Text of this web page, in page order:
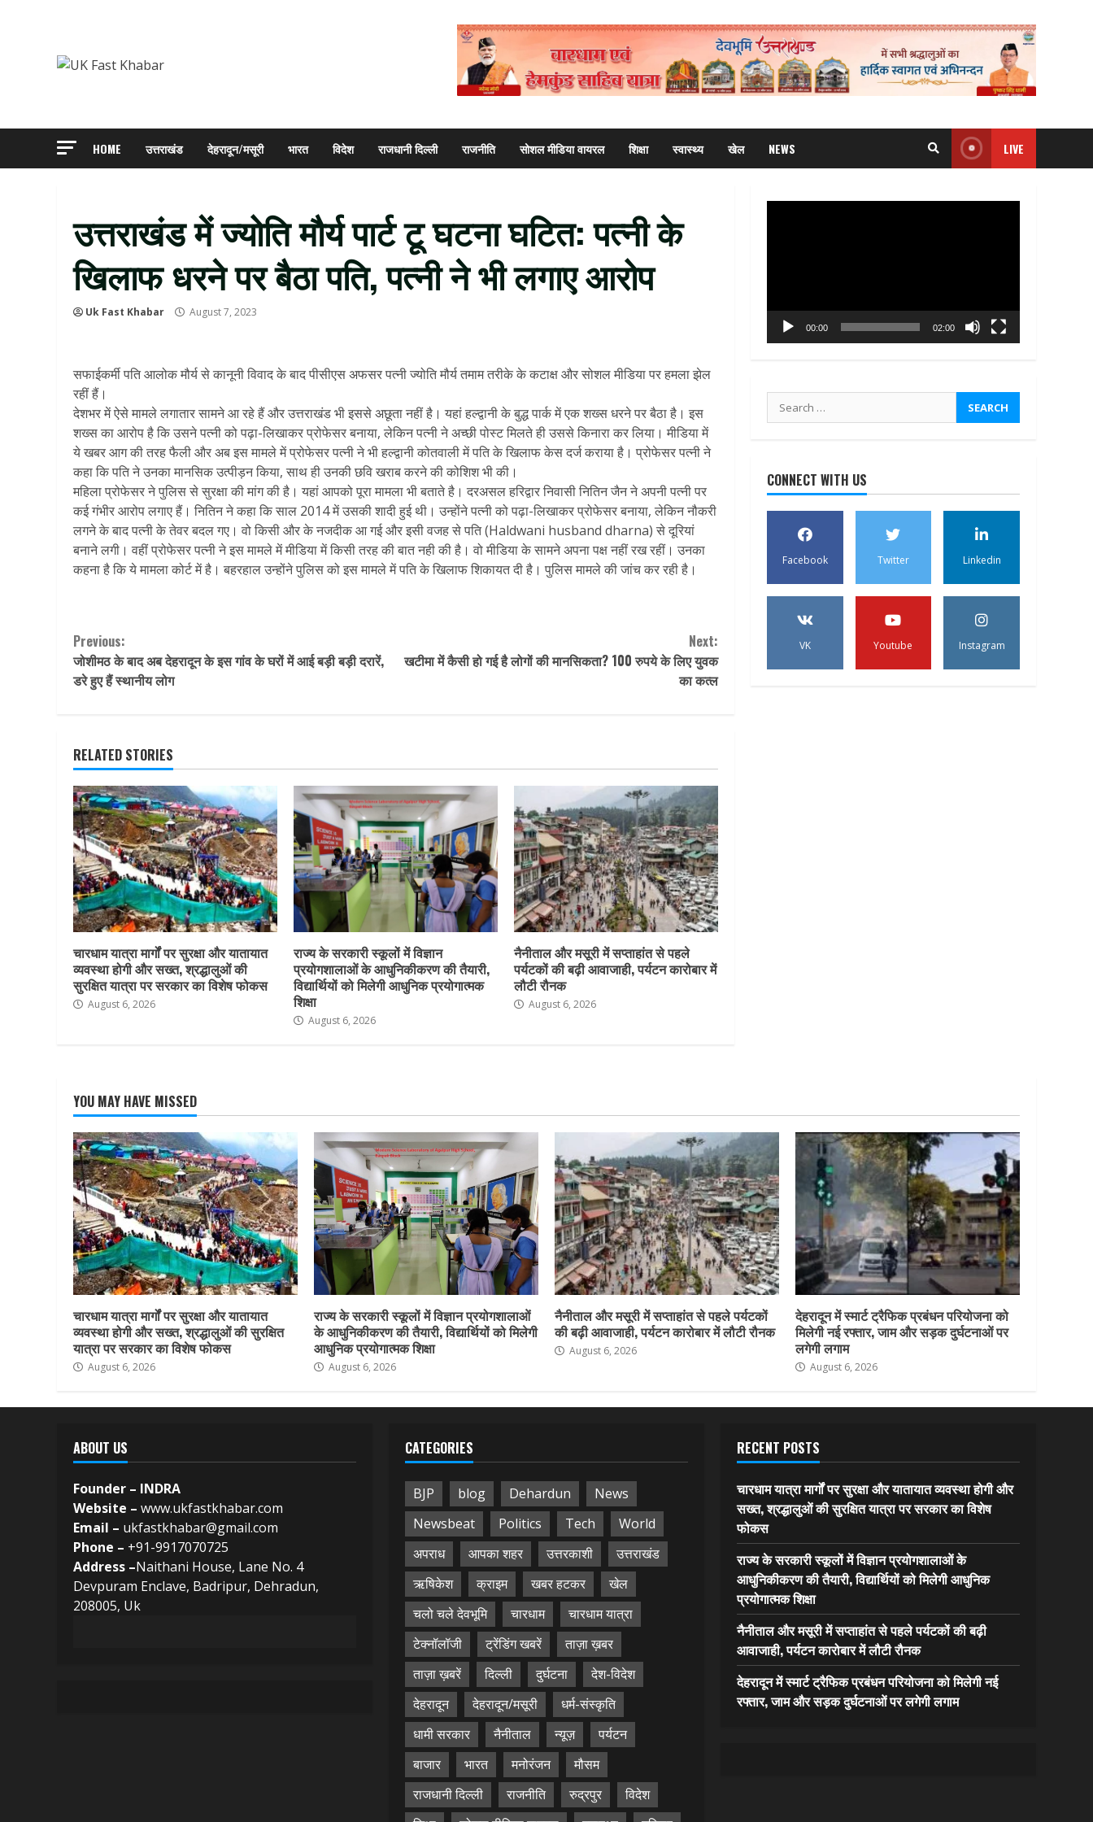
HOME उत्तराखंड देहरादून/मसूरी भारत विदेश राजधानी दिल्ली राजनीति सोशल मीडिया वायरल शिक्षा स्वास्थ्य खेल NEWS LIVE
उत्तराखंड में ज्योति मौर्य पार्ट टू घटना घटित: पत्नी के
खिलाफ धरने पर बैठा पति, पत्नी ने भी लगाए आरोप
Uk Fast Khabar August 7, 2023
सफाईकर्मी पति आलोक मौर्य से कानूनी विवाद के बाद पीसीएस अफसर पत्नी ज्योति मौर्य तमाम तरीके के कटाक्ष और सोशल मीडिया पर हमला झेल
रहीं हैं।
देशभर में ऐसे मामले लगातार सामने आ रहे हैं और उत्तराखंड भी इससे अछूता नहीं है। यहां हल्द्वानी के बुद्ध पार्क में एक शख्स धरने पर बैठा है। इस
शख्स का आरोप है कि उसने पत्नी को पढ़ा-लिखाकर प्रोफेसर बनाया, लेकिन पत्नी ने अच्छी पोस्ट मिलते ही उससे किनारा कर लिया। मीडिया में
ये खबर आग की तरह फैली और अब इस मामले में प्रोफेसर पत्नी ने भी हल्द्वानी कोतवाली में पति के खिलाफ केस दर्ज कराया है। प्रोफेसर पत्नी ने
कहा कि पति ने उनका मानसिक उत्पीड़न किया, साथ ही उनकी छवि खराब करने की कोशिश भी की।
महिला प्रोफेसर ने पुलिस से सुरक्षा की मांग की है। यहां आपको पूरा मामला भी बताते है। दरअसल हरिद्वार निवासी नितिन जैन ने अपनी पत्नी पर
कई गंभीर आरोप लगाए हैं। नितिन ने कहा कि साल 2014 में उसकी शादी हुई थी। उन्होंने पत्नी को पढ़ा-लिखाकर प्रोफेसर बनाया, लेकिन नौकरी
लगने के बाद पत्नी के तेवर बदल गए। वो किसी और के नजदीक आ गई और इसी वजह से पति (Haldwani husband dharna) से दूरियां
बनाने लगी। वहीं प्रोफेसर पत्नी ने इस मामले में मीडिया में किसी तरह की बात नही की है। वो मीडिया के सामने अपना पक्ष नहीं रख रहीं। उनका
कहना है कि ये मामला कोर्ट में है। बहरहाल उन्होंने पुलिस को इस मामले में पति के खिलाफ शिकायत दी है। पुलिस मामले की जांच कर रही है।
Continue
Reading
Previous:
जोशीमठ के बाद अब देहरादून के इस गांव के घरों में आई बड़ी बड़ी दरारें,
डरे हुए हैं स्थानीय लोग
Next:
खटीमा में कैसी हो गई है लोगों की मानसिकता? 100 रुपये के लिए युवक
का कत्ल
RELATED STORIES
चारधाम यात्रा मार्गों पर सुरक्षा और यातायात
व्यवस्था होगी और सख्त, श्रद्धालुओं की
सुरक्षित यात्रा पर सरकार का विशेष फोकस
August 6, 2026
राज्य के सरकारी स्कूलों में विज्ञान
प्रयोगशालाओं के आधुनिकीकरण की तैयारी,
विद्यार्थियों को मिलेगी आधुनिक प्रयोगात्मक
शिक्षा
August 6, 2026
नैनीताल और मसूरी में सप्ताहांत से पहले
पर्यटकों की बढ़ी आवाजाही, पर्यटन कारोबार में
लौटी रौनक
August 6, 2026
00:00 02:00
Search
for:
CONNECT WITH US
Facebook Twitter Linkedin
VK Youtube Instagram
YOU MAY HAVE MISSED
चारधाम यात्रा मार्गों पर सुरक्षा और यातायात
व्यवस्था होगी और सख्त, श्रद्धालुओं की सुरक्षित
यात्रा पर सरकार का विशेष फोकस
August 6, 2026
राज्य के सरकारी स्कूलों में विज्ञान प्रयोगशालाओं
के आधुनिकीकरण की तैयारी, विद्यार्थियों को मिलेगी
आधुनिक प्रयोगात्मक शिक्षा
August 6, 2026
नैनीताल और मसूरी में सप्ताहांत से पहले पर्यटकों
की बढ़ी आवाजाही, पर्यटन कारोबार में लौटी रौनक
August 6, 2026
देहरादून में स्मार्ट ट्रैफिक प्रबंधन परियोजना को
मिलेगी नई रफ्तार, जाम और सड़क दुर्घटनाओं पर
लगेगी लगाम
August 6, 2026
ABOUT US
Founder – INDRA
Website – www.ukfastkhabar.com
Email – ukfastkhabar@gmail.com
Phone – +91-9917070725
Address –Naithani House, Lane No. 4
Devpuram Enclave, Badripur, Dehradun,
208005, Uk
CATEGORIES
BJP blog Dehardun
News
Newsbeat
Politics Tech
World
अपराध
आपका शहर उत्तरकाशी
उत्तराखंड
ऋषिकेश
क्राइम खबर हटकर
खेल
चलो चले देवभूमि
चारधाम
चारधाम यात्रा
टेक्नॉलॉजी
ट्रेंडिंग खबरें
ताज़ा ख़बर
ताज़ा ख़बरें
दिल्ली दुर्घटना
देश-विदेश
देहरादून
देहरादून/मसूरी
धर्म-संस्कृति
धामी सरकार
नैनीताल न्यूज़
पर्यटन
बाजार
भारत मनोरंजन
मौसम
राजधानी दिल्ली
राजनीति रुद्रपुर
विदेश
RECENT POSTS
चारधाम यात्रा मार्गों पर सुरक्षा और यातायात व्यवस्था होगी और
सख्त, श्रद्धालुओं की सुरक्षित यात्रा पर सरकार का विशेष
फोकस
राज्य के सरकारी स्कूलों में विज्ञान प्रयोगशालाओं के
आधुनिकीकरण की तैयारी, विद्यार्थियों को मिलेगी आधुनिक
प्रयोगात्मक शिक्षा
नैनीताल और मसूरी में सप्ताहांत से पहले पर्यटकों की बढ़ी
आवाजाही, पर्यटन कारोबार में लौटी रौनक
देहरादून में स्मार्ट ट्रैफिक प्रबंधन परियोजना को मिलेगी नई
रफ्तार, जाम और सड़क दुर्घटनाओं पर लगेगी लगाम